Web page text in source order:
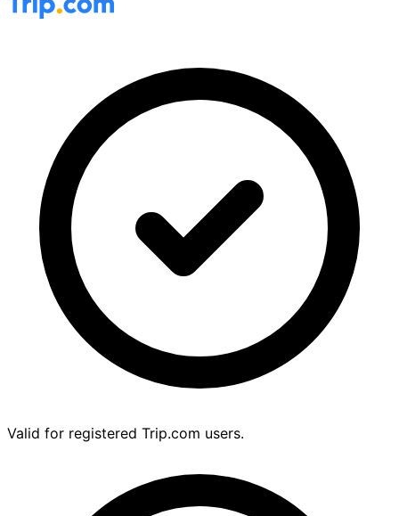
Valid for registered Trip.com users.